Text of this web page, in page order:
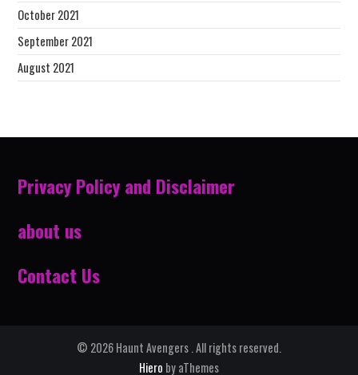
October 2021
September 2021
August 2021
Privacy Policy and Disclaimer
about us
Contact Us
© 2026 Haunt Avengers . All rights reserved.
Hiero by aThemes